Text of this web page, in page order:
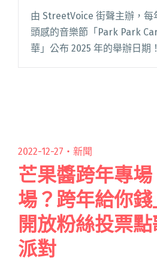
舉辦日期
由 StreetVoice 街聲主辦，每
頭感的音樂節「Park Park
華」公布 2025 年的舉辦日期
2022-12-27・ 新聞
芒果醬跨年專場
場？跨年給你
開放粉絲投票
派對